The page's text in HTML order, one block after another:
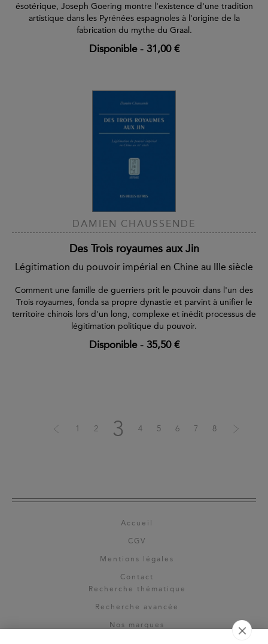
ésotérique, Joseph Goering montre l'existence d'une tradition
artistique dans les Pyrénées espagnoles à l'origine de la
fabrication du mythe du Graal.
Disponible- 31,00 €
DAMIEN CHAUSSENDE
Des Trois royaumes aux Jin
Légitimation du pouvoir impérial en Chine au IIIe siècle
Comment une famille de guerriers prit le pouvoir dans l'un des
Trois royaumes, fonda sa propre dynastie et parvint à unifier le
territoire chinois lors d'un long, complexe et inédit processus de
légitimation politique du pouvoir.
Disponible- 35,50 €
1 2 3 4 5 6 7 8
Accueil
CGV
Mentions légales
Contact
Recherche thématique
Recherche avancée
Nos marques